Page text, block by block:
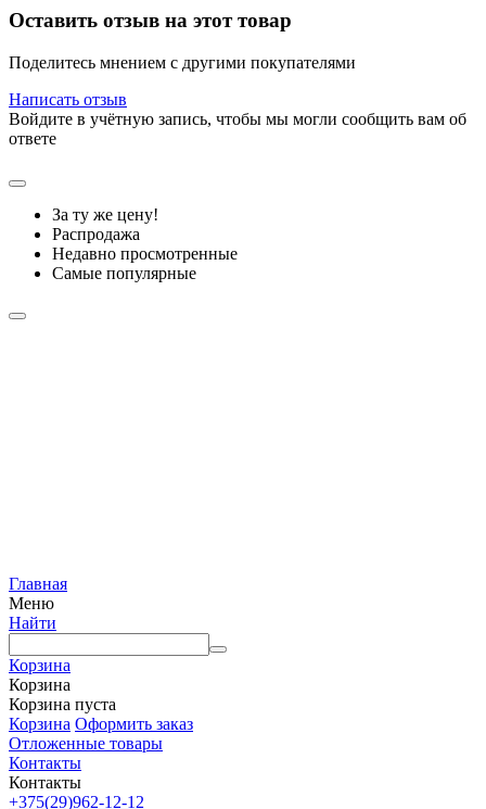
Оставить отзыв на этот товар
Поделитесь мнением с другими покупателями
Написать отзыв
Войдите в учётную запись, чтобы мы могли сообщить вам об
ответе
За ту же цену!
Распродажа
Недавно просмотренные
Самые популярные
Главная
Меню
Найти
Корзина
Корзина
Корзина пуста
Корзина Оформить заказ
Отложенные товары
Контакты
Контакты
+375(29)962-12-12